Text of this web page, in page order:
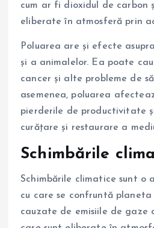
cum ar fi dioxidul de carbon
eliberate în atmosferă prin
Poluarea are și efecte
și a animalelor. Ea poate
cancer și alte probleme de
asemenea, poluarea
pierderile de productivitate
curățare și restaurare a
Schimbările
Schimbările climatice sunt o
cu care se confruntă planeta
cauzate de emisiile de gaze